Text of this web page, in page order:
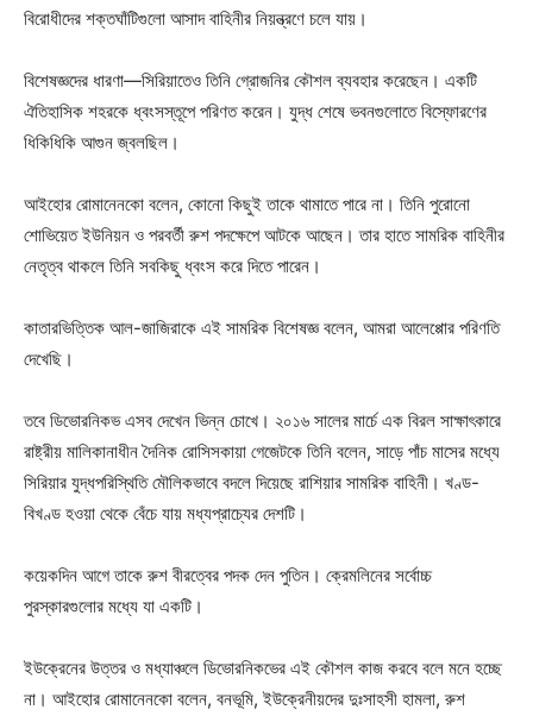
বিরোধীদের শক্তঘাঁটিগুলো আসাদ বাহিনীর নিয়ন্ত্রণে চলে যায়।
বিশেষজ্ঞদের ধারণা—সিরিয়াতেও তিনি গ্রোজনির কৌশল ব্যবহার করেছেন। একটি
ঐতিহাসিক শহরকে ধ্বংসস্তূপে পরিণত করেন। যুদ্ধ শেষে ভবনগুলোতে বিস্ফোরণের
ধিকিধিকি আগুন জ্বলছিল।
আইহোর রোমানেনকো বলেন, কোনো কিছুই তাকে থামাতে পারে না। তিনি পুরোনো
শোভিয়েত ইউনিয়ন ও পরবর্তী রুশ পদক্ষেপে আটকে আছেন। তার হাতে সামরিক বাহিনীর
নেতৃত্ব থাকলে তিনি সবকিছু ধ্বংস করে দিতে পারেন।
কাতারভিত্তিক আল-জাজিরাকে এই সামরিক বিশেষজ্ঞ বলেন, আমরা আলেপ্পোর পরিণতি
দেখেছি।
তবে ডিভোরনিকভ এসব দেখেন ভিন্ন চোখে। ২০১৬ সালের মার্চে এক বিরল সাক্ষাৎকারে
রাষ্ট্রীয় মালিকানাধীন দৈনিক রোসিসকায়া গেজেটকে তিনি বলেন, সাড়ে পাঁচ মাসের মধ্যে
সিরিয়ার যুদ্ধপরিস্থিতি মৌলিকভাবে বদলে দিয়েছে রাশিয়ার সামরিক বাহিনী। খণ্ড-
বিখণ্ড হওয়া থেকে বেঁচে যায় মধ্যপ্রাচ্যের দেশটি।
কয়েকদিন আগে তাকে রুশ বীরত্বের পদক দেন পুতিন। ক্রেমলিনের সর্বোচ্চ
পুরস্কারগুলোর মধ্যে যা একটি।
ইউক্রেনের উত্তর ও মধ্যাঞ্চলে ডিভোরনিকভের এই কৌশল কাজ করবে বলে মনে হচ্ছে
না। আইহোর রোমানেনকো বলেন, বনভূমি, ইউক্রেনীয়দের দুঃসাহসী হামলা, রুশ